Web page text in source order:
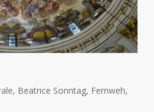
Beatrice Sonntag, Fernweh,